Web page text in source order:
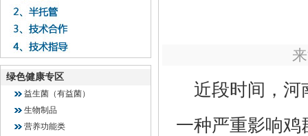
绿色健康专区
益生菌（有益菌）
生物制品
营养功能类
近段时间，河
一种严重影响